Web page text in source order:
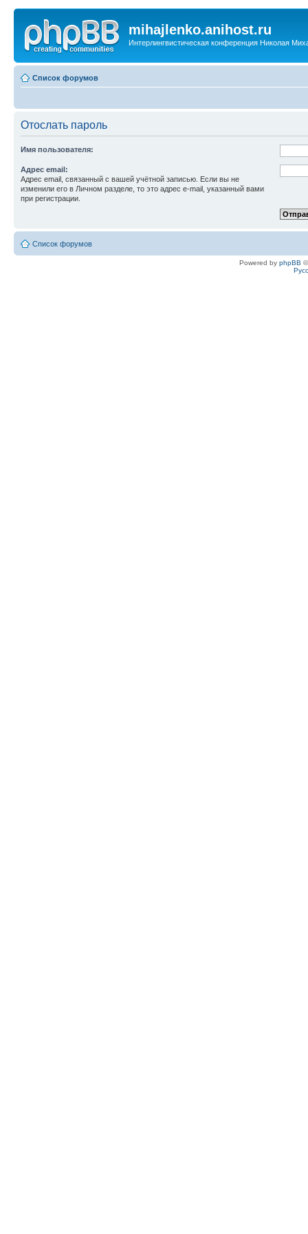
mihajlenko.anihost.ru
Интерлингвистическая конференция Николая
Список форумов
Отослать пароль
Имя пользователя:
Адрес email:
Адрес email, связанный с вашей учётной записью. Если вы не
изменили его в Личном разделе, то это адрес e-mail, указанный вами
при регистрации.
Список форумов
Powered by phpBB